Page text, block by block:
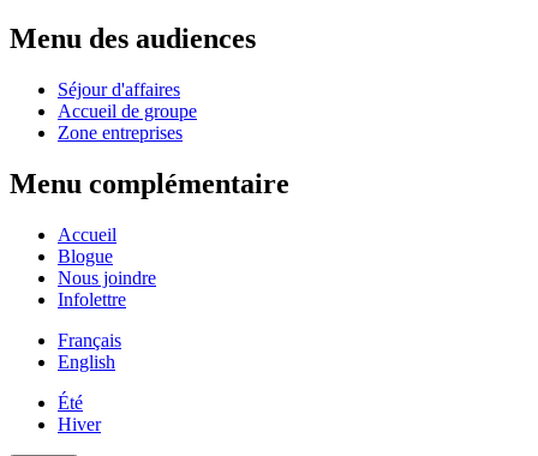
Menu des audiences
Séjour d'affaires
Accueil de groupe
Zone entreprises
Menu complémentaire
Accueil
Blogue
Nous joindre
Infolettre
Français
English
Été
Hiver